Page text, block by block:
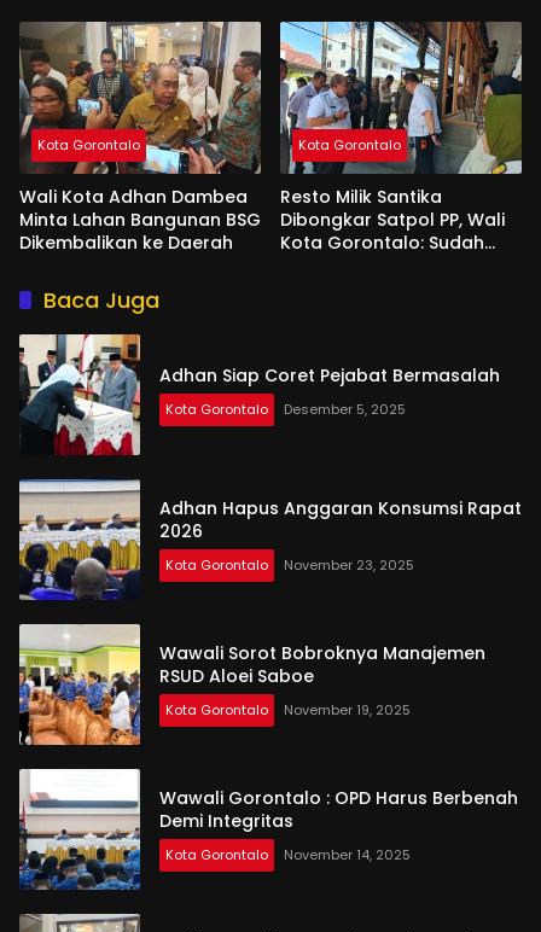
Kota Gorontalo
Wali Kota Adhan Dambea
Minta Lahan Bangunan BSG
Dikembalikan ke Daerah
Kota Gorontalo
Resto Milik Santika
Dibongkar Satpol PP, Wali
Kota Gorontalo: Sudah
Baca Juga
Adhan Siap Coret Pejabat Bermasalah
Kota Gorontalo Desember 5, 2025
Adhan Hapus Anggaran Konsumsi Rapat
2026
Kota Gorontalo November 23, 2025
Wawali Sorot Bobroknya Manajemen
RSUD Aloei Saboe
Kota Gorontalo November 19, 2025
Wawali Gorontalo : OPD Harus Berbenah
Demi Integritas
Kota Gorontalo November 14, 2025